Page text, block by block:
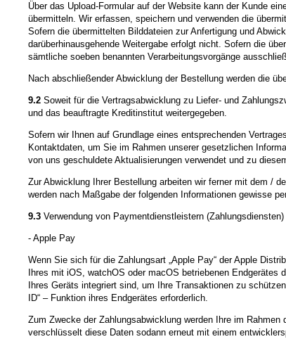
Über das Upload-Formular auf der Website kann der Kunde
übermitteln. Wir erfassen, speichern und verwenden die
Sofern die übermittelten Bilddateien zur Anfertigung und
darüberhinausgehende Weitergabe erfolgt nicht. Sofern die
sämtliche soeben benannten Verarbeitungsvorgänge
Nach abschließender Abwicklung der Bestellung werden die
9.2 Soweit für die Vertragsabwicklung zu Liefer- und
und das beauftragte Kreditinstitut weitergegeben.
Sofern wir Ihnen auf Grundlage eines entsprechenden
Kontaktdaten, um Sie im Rahmen unserer gesetzlichen
von uns geschuldete Aktualisierungen verwendet und zu
Zur Abwicklung Ihrer Bestellung arbeiten wir ferner mit dem /
werden nach Maßgabe der folgenden Informationen gewisse
9.3 Verwendung von Paymentdienstleistern (Zahlungsdiensten)
- Apple Pay
Wenn Sie sich für die Zahlungsart „Apple Pay“ der Apple
Ihres mit iOS, watchOS oder macOS betriebenen
Ihres Geräts integriert sind, um Ihre Transaktionen zu
ID“ – Funktion ihres Endgerätes erforderlich.
Zum Zwecke der Zahlungsabwicklung werden Ihre im
verschlüsselt diese Daten sodann erneut mit einem